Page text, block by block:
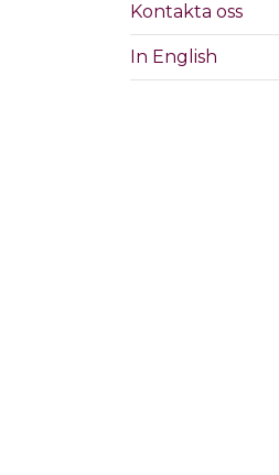
Kontakta oss
In English